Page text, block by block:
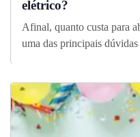
elétrico?
Afinal, quanto custa para
uma das principais